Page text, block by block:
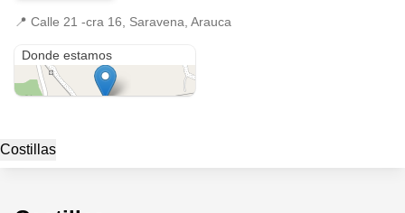
📍 Calle 21 -cra 16, Saravena, Arauca
Donde estamos
Costillas